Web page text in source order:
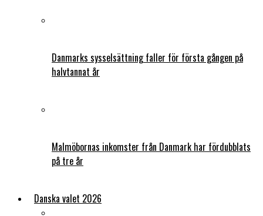
Danmarks sysselsättning faller för första gången på
halvtannat år
Malmöbornas inkomster från Danmark har fördubblats
på tre år
Danska valet 2026